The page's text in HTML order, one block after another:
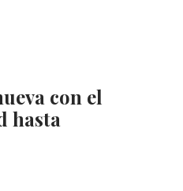
con el
hasta